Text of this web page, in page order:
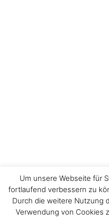
Um unsere Webseite für
fortlaufend verbessern zu
Durch die weitere Nutzung
Verwendung von Cookies